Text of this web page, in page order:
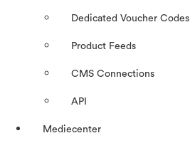
Dedicated Voucher Codes
Product Feeds
CMS Connections
API
Mediecenter